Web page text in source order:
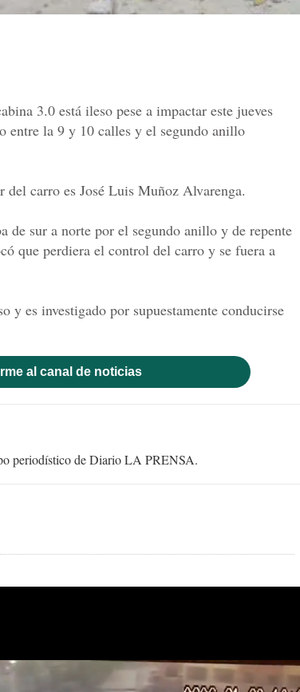
3.0 está ileso pese a impactar este jueves
entre la 9 y 10 calles y el segundo anillo
carro es José Luis Muñoz Alvarenga.
de sur a norte por el segundo anillo y de repente
que perdiera el control del carro y se fuera a
y es investigado por supuestamente conducirse
al canal de noticias
periodístico de Diario LA PRENSA.